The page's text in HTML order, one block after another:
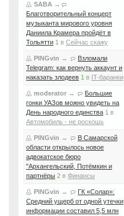
SABA →
Благотворительный концерт
музыканта мирового уровня
Даниила Крамера пройдёт в
Тольятти 1 в Сейчас скажу
PINGvin →
Взломали
Telegram: как вернуть аккаунт и
наказать злодеев 1 в IT-баранки
moderator →
Большие
гонки УАЗов можно увидеть на
День народного единства 1 в
Автомобиль - не роскошь
PINGvin →
В Самарской
области открылось новое
адвокатское бюро
"Архангельский, Потёмкин и
партнёры 2 в Финансы
PINGvin →
ГК «Солар»:
Средний ущерб от одной утечки
информации составил 5,5 млн